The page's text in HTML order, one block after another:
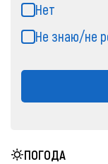
Нет
Не знаю/не
ПОГОДА